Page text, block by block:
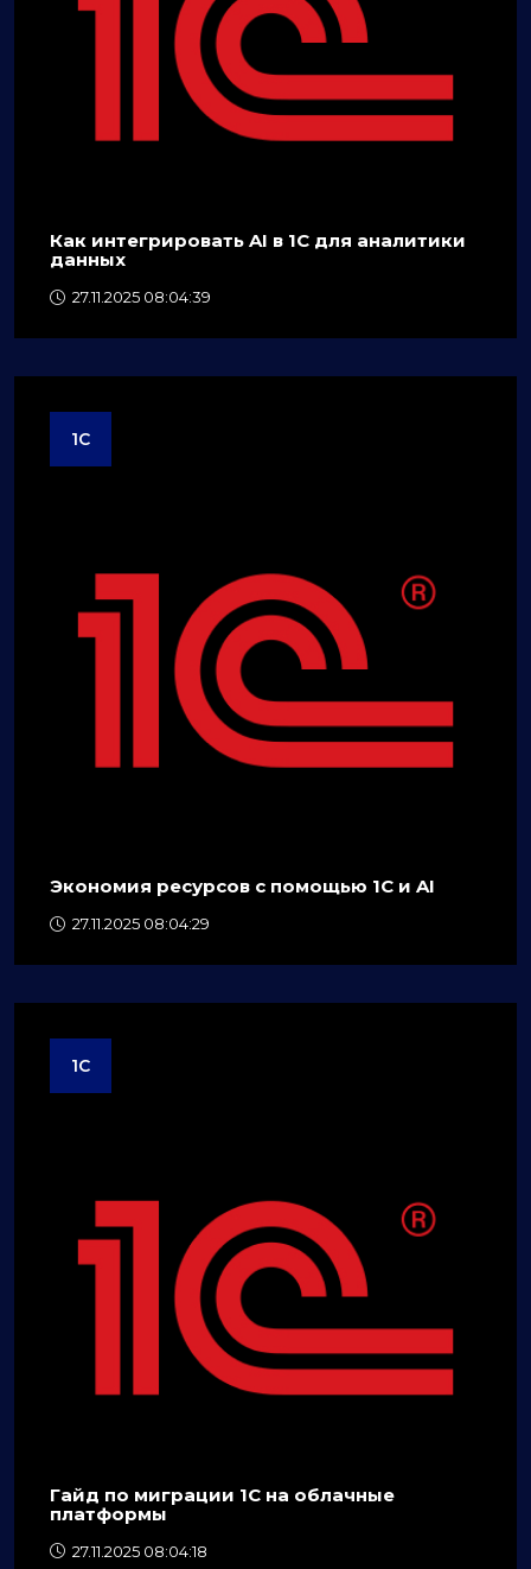
Как интегрировать AI в 1C для аналитики
данных
27.11.2025 08:04:39
1C
Экономия ресурсов с помощью 1C и AI
27.11.2025 08:04:29
1C
Гайд по миграции 1C на облачные
платформы
27.11.2025 08:04:18